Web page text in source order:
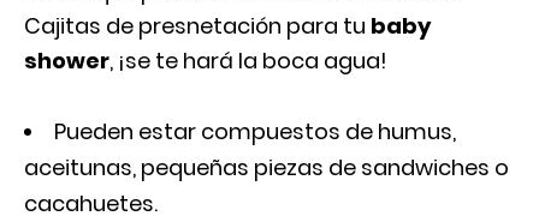
Cajitas de presnetación para tu baby
shower, ¡se te hará la boca agua!
Pueden estar compuestos de humus,
aceitunas, pequeñas piezas de sandwiches o
cacahuetes.